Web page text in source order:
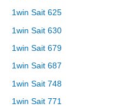
1win Sait 625
1win Sait 630
1win Sait 679
1win Sait 687
1win Sait 748
1win Sait 771